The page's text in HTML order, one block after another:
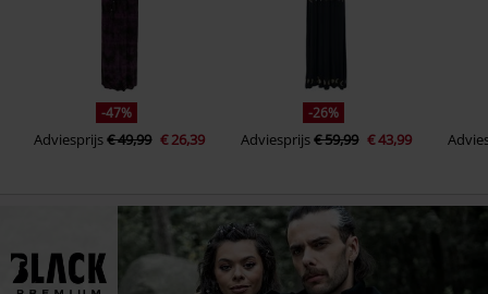
-47%
Adviesprijs€ 49,99 € 26,39
-26%
Adviesprijs€ 59,99 € 43,99